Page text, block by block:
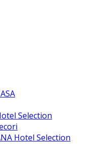
Selection
Hotel Selection